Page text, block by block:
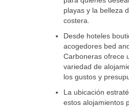
playas y la belleza
costera.
Desde hoteles
acogedores bed
Carboneras ofrece
variedad de
los gustos y
La ubicación
estos alojamientos